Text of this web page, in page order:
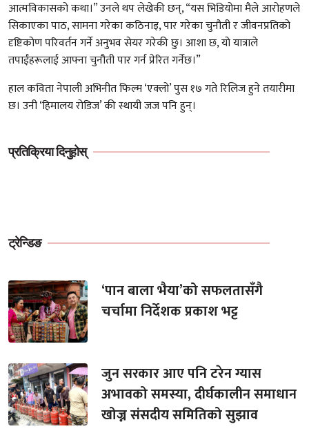
आत्मविकासको कथा।” उनले थप लेखेकी छन्, “यस भिडियोमा मैले आरोहणले
सिकाएका पाठ, सामना गरेका कठिनाइ, पार गरेका चुनौती र जीवनप्रतिको
दृष्टिकोण परिवर्तन गर्ने अनुभव सेयर गरेकी छु। आशा छ, यो यात्राले
तपाईंहरूलाई आफ्ना चुनौती पार गर्न प्रेरित गर्नेछ।”
हाल कविता नेपाली अभिनीत फिल्म ‘एक्लो’ पुस १७ गते रिलिज हुने तयारीमा
छ। उनी ‘हिमालय रोडिज’ की स्थायी जज पनि हुन्।
प्रतिक्रिया दिनुहोस्
ट्रेन्डिङ
‘पान बाला भैया’को सफलतासँगै
चर्चामा निर्देशक प्रकाश भट्ट
जुन सरकार आए पनि टरेन ग्यास
अभावको समस्या, दीर्घकालीन समाधान
खोज्न संसदीय समितिको सुझाव